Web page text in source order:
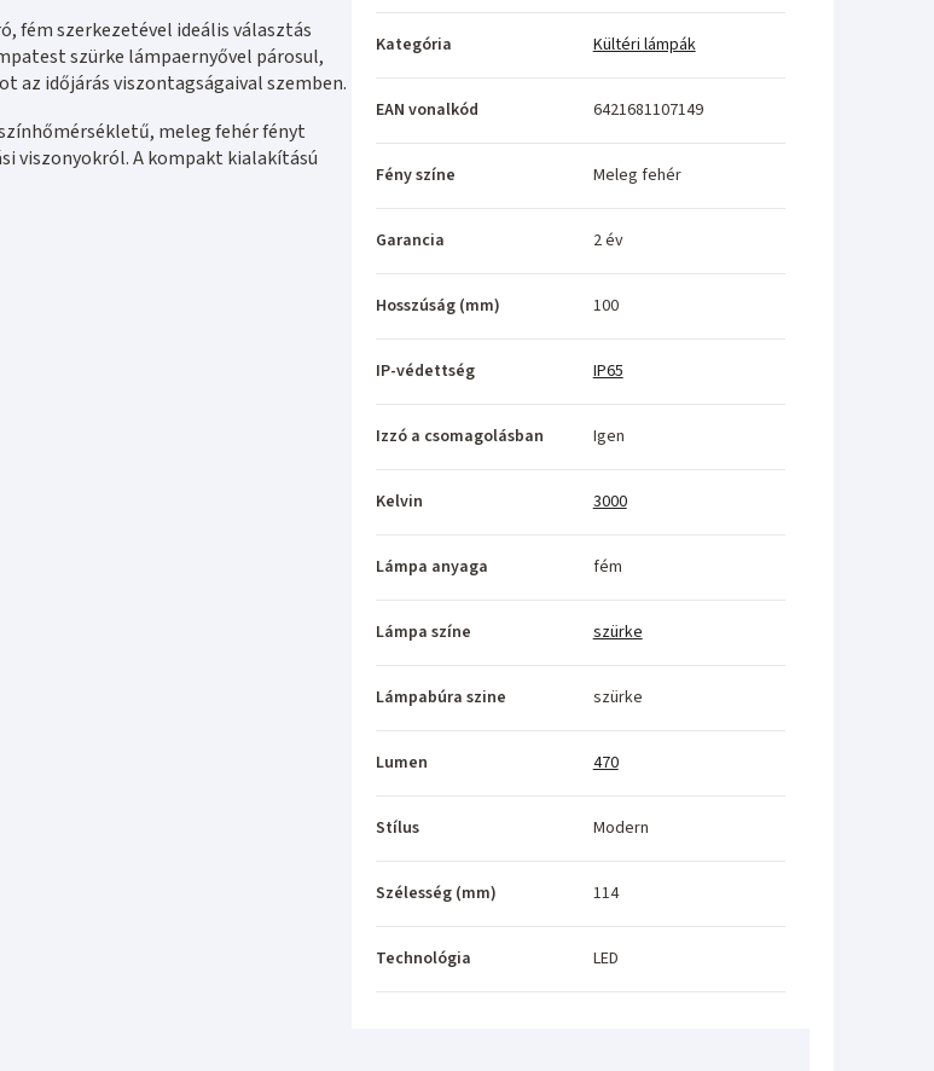
fém szerkezetével ideális választás
szürke lámpaernyővel párosul,
az időjárás viszontagságaival szemben.
meleg fehér fényt
viszonyokról. A kompakt kialakítású
Kategória Kültéri lámpák
EAN vonalkód 6421681107149
Fény színe Meleg fehér
Garancia 2 év
Hosszúság (mm) 100
IP-védettség IP65
Izzó a csomagolásban Igen
Kelvin 3000
Lámpa anyaga fém
Lámpa színe szürke
Lámpabúra szine szürke
Lumen 470
Stílus Modern
Szélesség (mm) 114
Technológia LED